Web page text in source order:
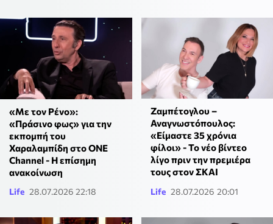
«Με τον Ρένο»:
«Πράσινο φως» για την
εκπομπή του
Χαραλαμπίδη στο ONE
Channel - Η επίσημη
ανακοίνωση
Life 28.07.2026 22:18
Ζαμπέτογλου –
Αναγνωστόπουλος:
«Είμαστε 35 χρόνια
φίλοι» - Το νέο βίντεο
λίγο πριν την πρεμιέρα
τους στον ΣΚΑΙ
Life 28.07.2026 20:01